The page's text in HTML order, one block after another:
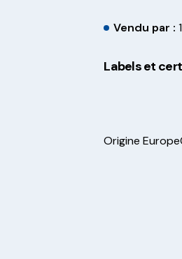
Vendu par :
Labels et
Origine Europe